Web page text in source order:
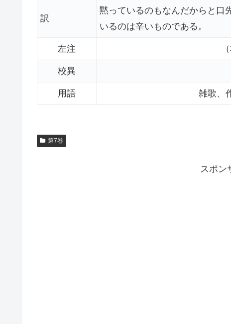
訳
黙っているのもなんだからと口
いるのは辛いものである。
左注
校異
用語 雑歌、
第7巻
スポン